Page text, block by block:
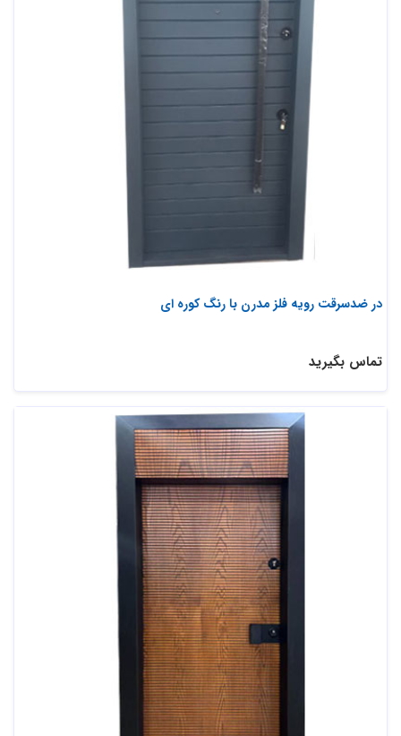
در ضدسرقت رویه فلز مدرن با رنگ کوره ای
تماس بگیرید